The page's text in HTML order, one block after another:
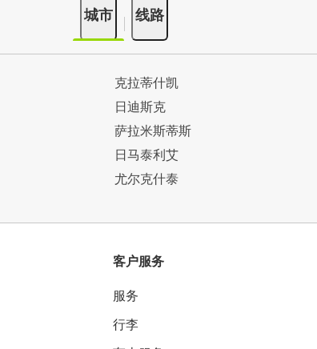
城市 线路
克拉蒂什凯
日迪斯克
萨拉米斯蒂斯
日马泰利艾
尤尔克什泰
客户服务
服务
行李